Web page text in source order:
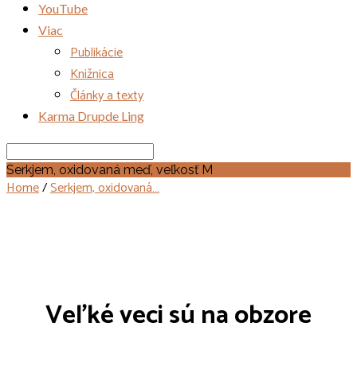
YouTube
Viac
Publikácie
Knižnica
Články a texty
Karma Drupde Ling
Search
Serkjem, oxidovaná meď, veľkosť M
Home/Serkjem, oxidovaná…
Veľké veci sú na obzore